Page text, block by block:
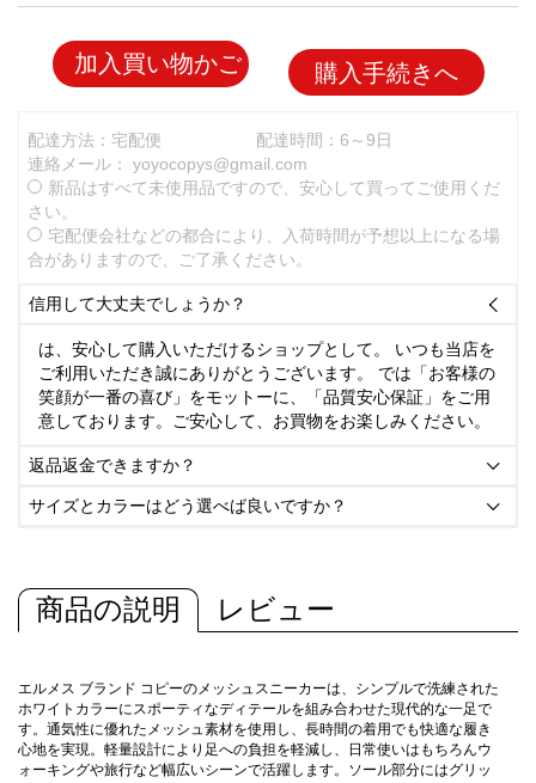
加入買い物かご 購入手続きへ
配達方法：宅配便
配達時間：6～9日
連絡メール： yoyocopys@gmail.com
新品はすべて未使用品ですので、安心して買ってご使用くだ
さい。
宅配便会社などの都合により、入荷時間が予想以上になる場
合がありますので、ご了承ください。
信用して大丈夫でしょうか？ 
は、安心して購入いただけるショップとして。 いつも当店を
ご利用いただき誠にありがとうございます。 では「お客様の
笑顔が一番の喜び」をモットーに、「品質安心保証」をご用
意しております。ご安心して、お買物をお楽しみください。
返品返金できますか？ 
サイズとカラーはどう選べば良いですか？ 
商品の説明 レビュー
エルメス ブランド コピーのメッシュスニーカーは、シンプルで洗練された
ホワイトカラーにスポーティなディテールを組み合わせた現代的な一足で
す。通気性に優れたメッシュ素材を使用し、長時間の着用でも快適な履き
心地を実現。軽量設計により足への負担を軽減し、日常使いはもちろんウ
ォーキングや旅行など幅広いシーンで活躍します。ソール部分にはグリッ